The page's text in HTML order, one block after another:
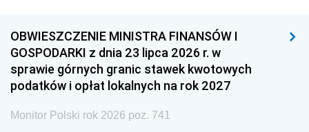
OBWIESZCZENIE MINISTRA FINANSÓW I
GOSPODARKI z dnia 23 lipca 2026 r. w
sprawie górnych granic stawek kwotowych
podatków i opłat lokalnych na rok 2027
Monitor Polski rok 2026 poz. 741